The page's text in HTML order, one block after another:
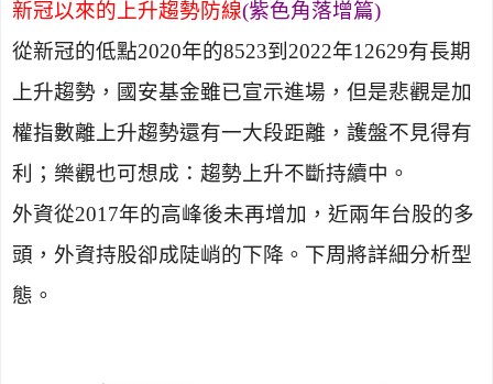
新冠以來的上升趨勢防線(紫色角落增篇)
從新冠的低點2020年的8523到 2022年12629有長期
上升趨勢，國安基金雖已宣示進場，但是悲觀是加
權指數離上升趨勢還有一大段距離，護盤不見得有
利；樂觀也可想成：趨勢上升不斷持續中。
外資從2017年的高峰後未再增加，近兩年台股的多
頭，外資持股卻成陡峭的下降。下周將詳細分析型
態。